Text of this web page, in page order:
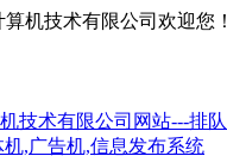
机技术有限公司欢迎您！